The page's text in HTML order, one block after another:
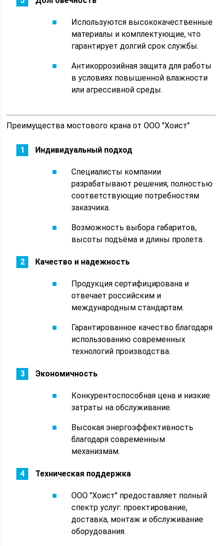
Используются высококачественные
материалы и комплектующие, что
гарантирует долгий срок службы.
Антикоррозийная защита для работы
в условиях повышенной влажности
или агрессивной среды.
Преимущества мостового крана от ООО "Хоист"
Индивидуальный подход
Специалисты компании
разрабатывают решения, полностью
соответствующие потребностям
заказчика.
Возможность выбора габаритов,
высоты подъёма и длины пролета.
Качество и надежность
Продукция сертифицирована и
отвечает российским и
международным стандартам.
Гарантированное качество благодаря
использованию современных
технологий производства.
Экономичность
Конкурентоспособная цена и низкие
затраты на обслуживание.
Высокая энергоэффективность
благодаря современным
механизмам.
Техническая поддержка
ООО "Хоист" предоставляет полный
спектр услуг: проектирование,
доставка, монтаж и обслуживание
оборудования.